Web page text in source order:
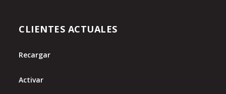
CLIENTES ACTUALES
Recargar
Activar